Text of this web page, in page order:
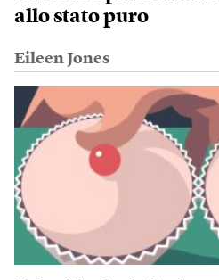
allo stato puro
Eileen Jones